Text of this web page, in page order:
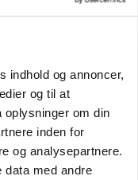
indhold og annoncer,
og til at
om din
inden for
og analysepartnere.
data med andre
til
NY 06. aug.